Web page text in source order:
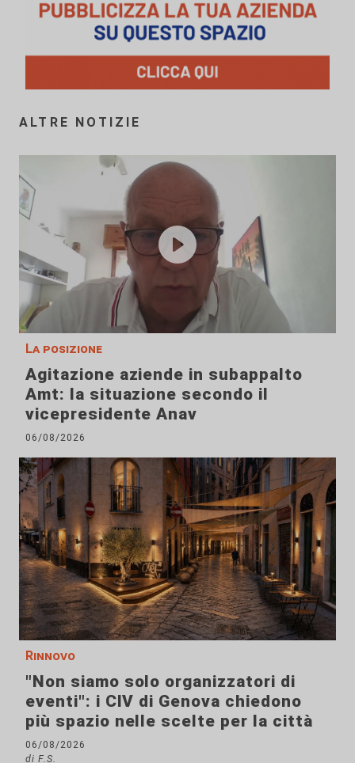
ALTRE NOTIZIE
La posizione
Agitazione aziende in subappalto
Amt: la situazione secondo il
vicepresidente Anav
06/08/2026
Rinnovo
"Non siamo solo organizzatori di
eventi": i CIV di Genova chiedono
più spazio nelle scelte per la città
06/08/2026
di F.S.